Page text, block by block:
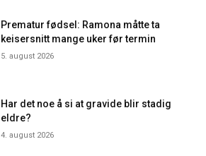
Prematur fødsel: Ramona måtte ta
keisersnitt mange uker før termin
5. august 2026
Har det noe å si at gravide blir stadig
eldre?
4. august 2026